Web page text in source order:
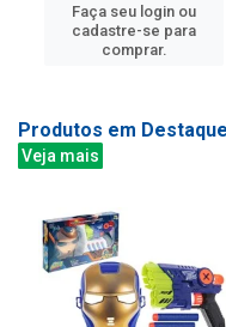
Faça seu login ou
cadastre-se para
comprar.
Produtos em Destaque
Veja mais